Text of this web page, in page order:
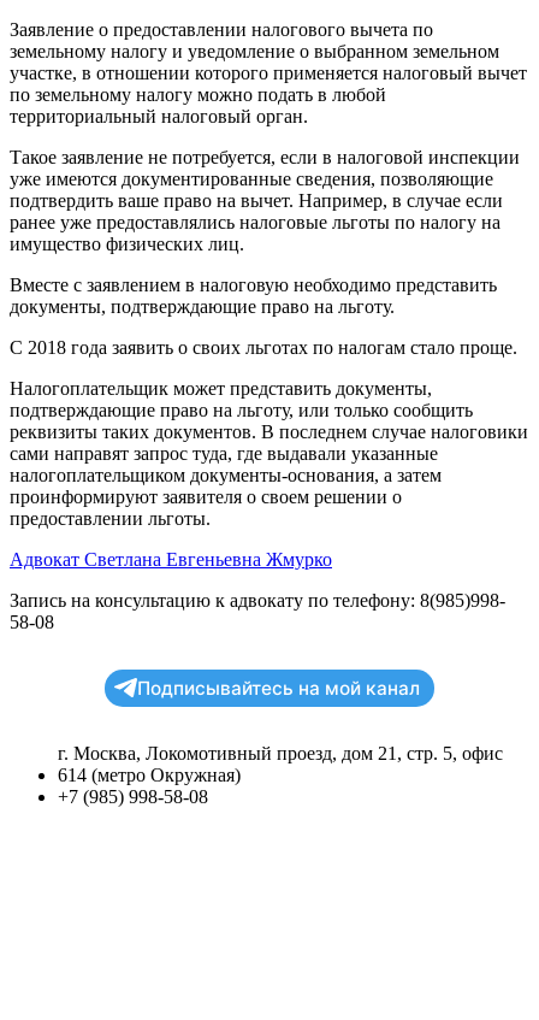
Заявление о предоставлении налогового вычета по
земельному налогу и уведомление о выбранном земельном
участке, в отношении которого применяется налоговый вычет
по земельному налогу можно подать в любой
территориальный налоговый орган.
Такое заявление не потребуется, если в налоговой инспекции
уже имеются документированные сведения, позволяющие
подтвердить ваше право на вычет. Например, в случае если
ранее уже предоставлялись налоговые льготы по налогу на
имущество физических лиц.
Вместе с заявлением в налоговую необходимо представить
документы, подтверждающие право на льготу.
С 2018 года заявить о своих льготах по налогам стало проще.
Налогоплательщик может представить документы,
подтверждающие право на льготу, или только сообщить
реквизиты таких документов. В последнем случае налоговики
сами направят запрос туда, где выдавали указанные
налогоплательщиком документы-основания, а затем
проинформируют заявителя о своем решении о
предоставлении льготы.
Адвокат Светлана Евгеньевна Жмурко
Запись на консультацию к адвокату по телефону: 8(985)998-
58-08
Подписывайтесь на мой канал
г. Москва, Локомотивный проезд, дом 21, стр. 5, офис
614 (метро Окружная)
+7 (985) 998-58-08